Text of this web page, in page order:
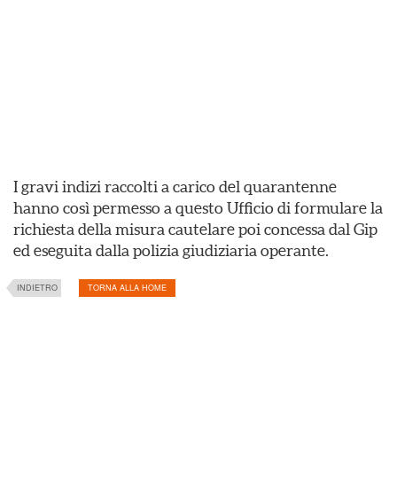
I gravi indizi raccolti a carico del quarantenne
hanno così permesso a questo Ufficio di formulare la
richiesta della misura cautelare poi concessa dal Gip
ed eseguita dalla polizia giudiziaria operante.
INDIETRO TORNA ALLA HOME